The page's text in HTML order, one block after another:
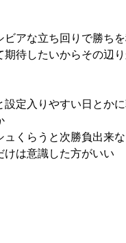
ビアな立ち回りで勝ち
期待したいからその辺
設定入りやすい日とか
くらうと次勝負出来
は意識した方がいい